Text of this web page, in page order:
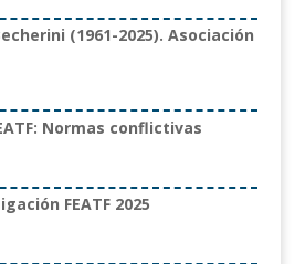
(1961-2025). Asociación
Normas conflictivas
FEATF 2025